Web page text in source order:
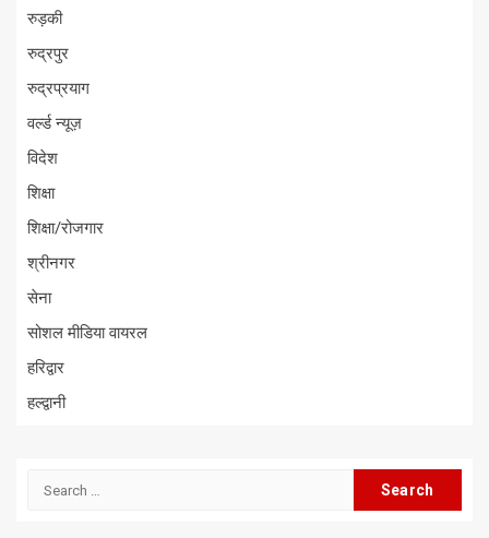
रुड़की
रुद्रपुर
रुद्रप्रयाग
वर्ल्ड न्यूज़
विदेश
शिक्षा
शिक्षा/रोजगार
श्रीनगर
सेना
सोशल मीडिया वायरल
हरिद्वार
हल्द्वानी
Search